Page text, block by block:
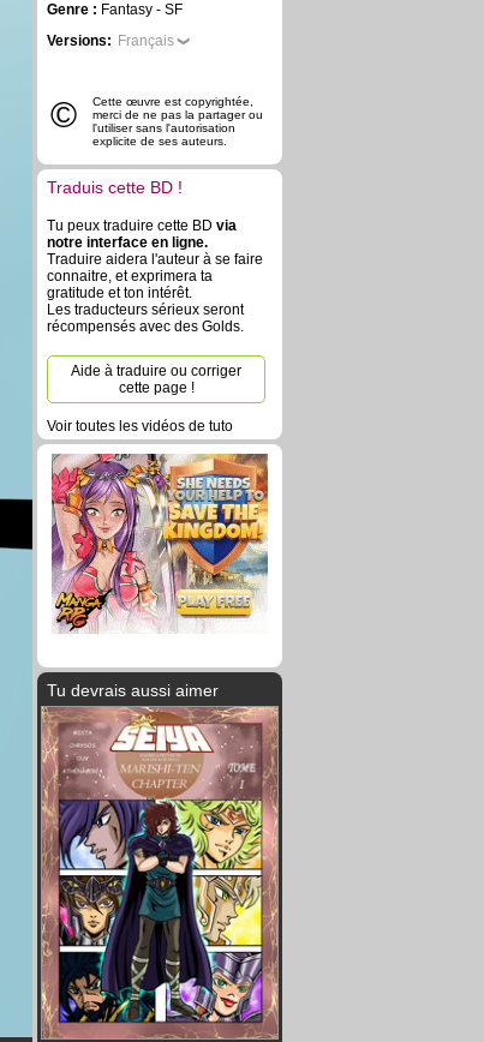
Genre : Fantasy - SF
Versions: Français
©
Cette œuvre est copyrightée,
merci de ne pas la partager ou
l'utiliser sans l'autorisation
explicite de ses auteurs.
Traduis cette BD !
Tu peux traduire cette BD via
notre interface en ligne.
Traduire aidera l'auteur à se faire
connaitre, et exprimera ta
gratitude et ton intérêt.
Les traducteurs sérieux seront
récompensés avec des Golds.
Aide à traduire ou corriger
cette page !
Voir toutes les vidéos de tuto
Tu devrais aussi aimer